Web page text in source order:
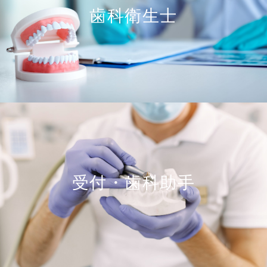
歯科衛生士
受付・歯科助手